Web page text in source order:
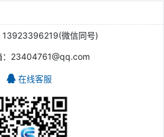
13923396219(微信同号)
：23404761@qq.com
在线客服